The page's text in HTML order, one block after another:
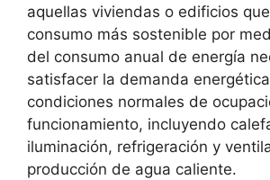
aquellas viviendas o edificios
consumo más sostenible por
del consumo anual de energía
satisfacer la demanda
condiciones normales de
funcionamiento, incluyendo
iluminación, refrigeración y
producción de agua caliente.